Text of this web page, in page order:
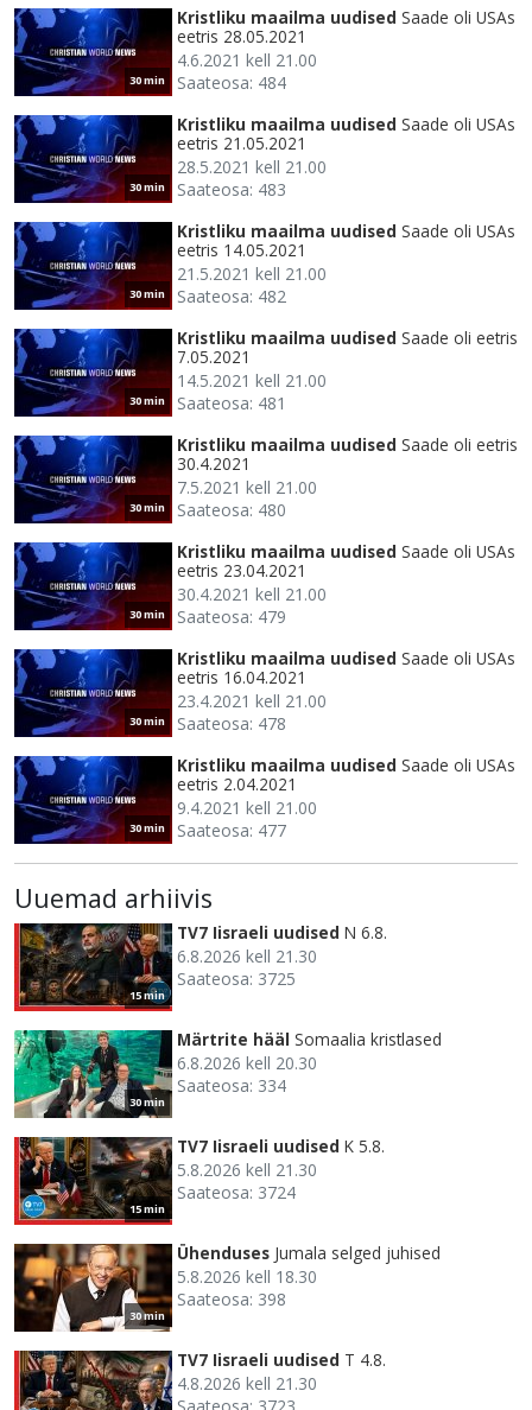
30 min
Kristliku maailma uudised Saade oli USAs
eetris 28.05.2021
4.6.2021 kell 21.00
Saateosa: 484
30 min
Kristliku maailma uudised Saade oli USAs
eetris 21.05.2021
28.5.2021 kell 21.00
Saateosa: 483
30 min
Kristliku maailma uudised Saade oli USAs
eetris 14.05.2021
21.5.2021 kell 21.00
Saateosa: 482
30 min
Kristliku maailma uudised Saade oli eetris
7.05.2021
14.5.2021 kell 21.00
Saateosa: 481
30 min
Kristliku maailma uudised Saade oli eetris
30.4.2021
7.5.2021 kell 21.00
Saateosa: 480
30 min
Kristliku maailma uudised Saade oli USAs
eetris 23.04.2021
30.4.2021 kell 21.00
Saateosa: 479
30 min
Kristliku maailma uudised Saade oli USAs
eetris 16.04.2021
23.4.2021 kell 21.00
Saateosa: 478
30 min
Kristliku maailma uudised Saade oli USAs
eetris 2.04.2021
9.4.2021 kell 21.00
Saateosa: 477
Uuemad arhiivis
15 min
TV7 Iisraeli uudised N 6.8.
6.8.2026 kell 21.30
Saateosa: 3725
30 min
Märtrite hääl Somaalia kristlased
6.8.2026 kell 20.30
Saateosa: 334
15 min
TV7 Iisraeli uudised K 5.8.
5.8.2026 kell 21.30
Saateosa: 3724
30 min
Ühenduses Jumala selged juhised
5.8.2026 kell 18.30
Saateosa: 398
TV7 Iisraeli uudised T 4.8.
4.8.2026 kell 21.30